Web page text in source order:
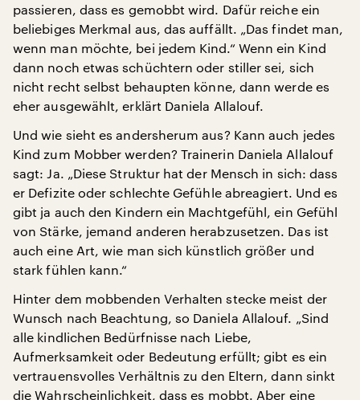
passieren, dass es gemobbt wird. Dafür reiche ein
beliebiges Merkmal aus, das auffällt. „Das findet man,
wenn man möchte, bei jedem Kind.“ Wenn ein Kind
dann noch etwas schüchtern oder stiller sei, sich
nicht recht selbst behaupten könne, dann werde es
eher ausgewählt, erklärt Daniela Allalouf.
Und wie sieht es andersherum aus? Kann auch jedes
Kind zum Mobber werden? Trainerin Daniela Allalouf
sagt: Ja. „Diese Struktur hat der Mensch in sich: dass
er Defizite oder schlechte Gefühle abreagiert. Und es
gibt ja auch den Kindern ein Machtgefühl, ein Gefühl
von Stärke, jemand anderen herabzusetzen. Das ist
auch eine Art, wie man sich künstlich größer und
stark fühlen kann.“
Hinter dem mobbenden Verhalten stecke meist der
Wunsch nach Beachtung, so Daniela Allalouf. „Sind
alle kindlichen Bedürfnisse nach Liebe,
Aufmerksamkeit oder Bedeutung erfüllt; gibt es ein
vertrauensvolles Verhältnis zu den Eltern, dann sinkt
die Wahrscheinlichkeit, dass es mobbt. Aber eine